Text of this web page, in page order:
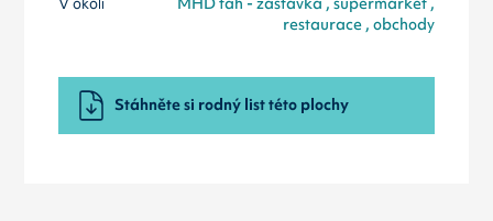
restaurace , obchody
Stáhněte si rodný list této plochy